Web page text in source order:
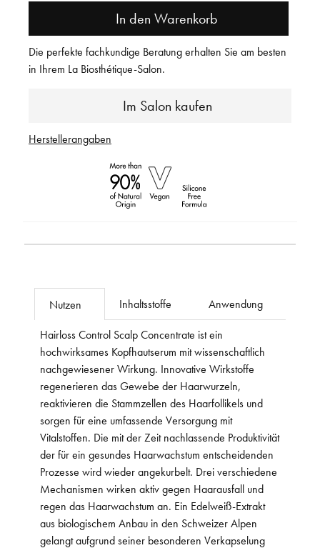
In den Warenkorb
Im Salon kaufen
Die perfekte fachkundige Beratung erhalten Sie am besten
in Ihrem La Biosthétique-Salon.
Herstellerangaben
Nutzen Inhaltsstoffe Anwendung
Hairloss Control Scalp Concentrate ist ein
hochwirksames Kopfhautserum mit wissenschaftlich
nachgewiesener Wirkung. Innovative Wirkstoffe
regenerieren das Gewebe der Haarwurzeln,
reaktivieren die Stammzellen des Haarfollikels und
sorgen für eine umfassende Versorgung mit
Vitalstoffen. Die mit der Zeit nachlassende Produktivität
der für ein gesundes Haarwachstum entscheidenden
Prozesse wird wieder angekurbelt. Drei verschiedene
Mechanismen wirken aktiv gegen Haarausfall und
regen das Haarwachstum an. Ein Edelweiß-Extrakt
aus biologischem Anbau in den Schweizer Alpen
gelangt aufgrund seiner besonderen Verkapselung